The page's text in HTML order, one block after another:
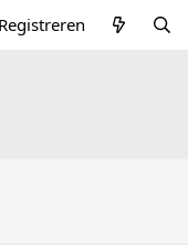
Registreren